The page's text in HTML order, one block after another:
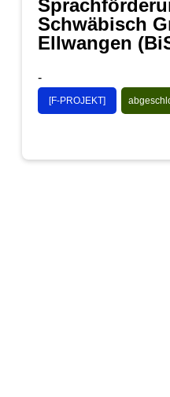
Schwäbisch
Ellwangen
-
[F-PROJEKT]